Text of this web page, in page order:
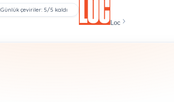
Günlük çeviriler: 5/5 kaldı
Loc